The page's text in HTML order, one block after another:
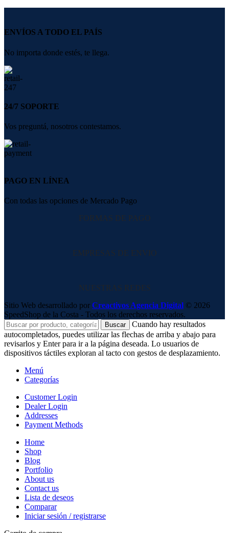
ENVÍOS A TODO EL PAÍS
No importa donde estés, te llega.
24/7 SOPORTE
Vos preguntá, nosotros contestamos.
PAGO EN LÍNEA
Con todas las opciones de Mercado Pago
FORMAS DE PAGO
EMPRESAS DE ENVIO
NUESTRAS REDES
Sitio Web desarrollado por Creactivos Agencia Digital © 2026
SpeedShop de la Costa - Todos los derechos reservados.
Buscar
Cuando hay resultados
autocompletados, puedes utilizar las flechas de arriba y abajo para
revisarlos y Enter para ir a la página deseada. Lo usuarios de
dispositivos táctiles exploran al tacto con gestos de desplazamiento.
Menú
Categorías
Customer Login
Dealer Login
Addresses
Payment Methods
Home
Shop
Blog
Portfolio
About us
Contact us
Lista de deseos
Comparar
Iniciar sesión / registrarse